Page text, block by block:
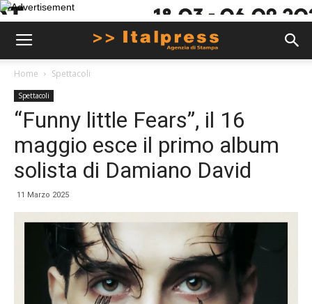
Home Spettacoli
Spettacoli
“Funny little Fears”, il 16
maggio esce il primo album
solista di Damiano David
11 Marzo 2025